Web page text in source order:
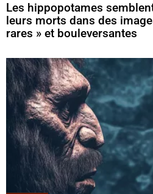
Les hippopotames
leurs morts dans des
rares » et bouleversantes